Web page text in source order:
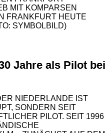
FRANKFURT HEUTE
SYMBOLBILD)
Jahre als Pilot bei
NIEDERLANDE IST
SONDERN SEIT
PILOT. SEIT 1996